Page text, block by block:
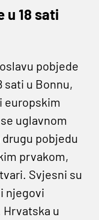
u 18 sati
pobjede
sati u Bonnu,
europskim
uglavnom
pobjedu
prvakom,
Svjesni su
i njegovi
u